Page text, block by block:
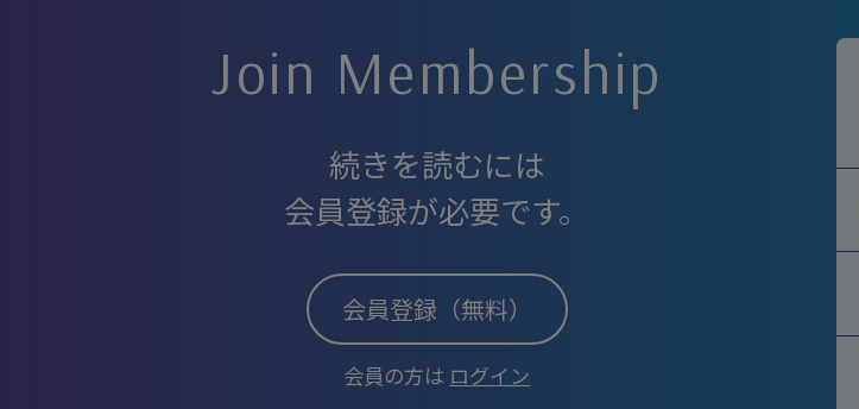
Join Membership
続きを読むには
会員登録が必要です。
会員登録（無料）
会員の方は ログイン